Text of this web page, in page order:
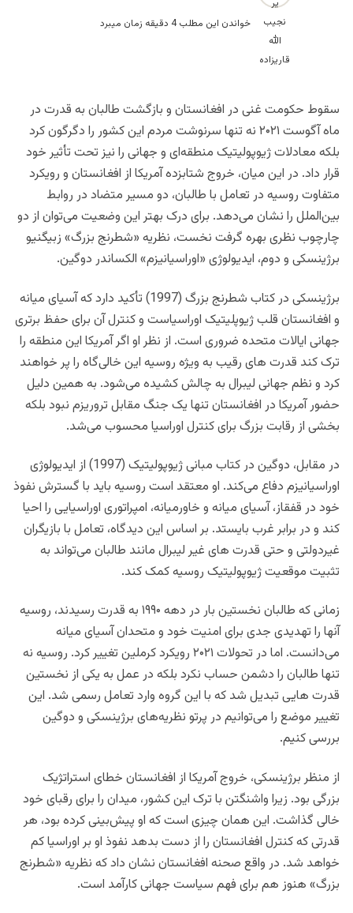
خواندن این مطلب 4 دقیقه زمان میبرد
سقوط حکومت غنی در افغانستان و بازگشت طالبان به قدرت در
ماه آگوست ۲۰۲۱ نه تنها سرنوشت مردم این کشور را دگرگون کرد
بلکه معادلات ژیوپولیتیک منطقه‌ای و جهانی را نیز تحت‌ تأثیر خود
قرار داد. در این میان، خروج شتابزده آمریکا از افغانستان و رویکرد
متفاوت روسیه در تعامل با طالبان، دو مسیر متضاد در روابط
بین‌الملل را نشان می‌دهد. برای درک بهتر این وضعیت می‌توان از دو
چارچوب نظری بهره گرفت نخست، نظریه «شطرنج بزرگ» زبیگنیو
برژینسکی و دوم، ایدیولوژی «اوراسیانیزم» الکساندر دوگین.
برژینسکی در کتاب شطرنج
بزرگ (1997) تأکید دارد که آسیای میانه
و افغانستان قلب ژیوپلیتیک اوراسیاست و کنترل آن برای حفظ برتری
جهانی ایالات متحده ضروری است. از نظر او اگر آمریکا این منطقه را
ترک کند قدرت ‌های رقیب به‌ ویژه روسیه این خالی‌گاه را پر خواهند
کرد و نظم جهانی لیبرال به چالش کشیده می‌شود. به همین دلیل
حضور آمریکا در افغانستان تنها یک جنگ مقابل تروریزم نبود بلکه
بخشی از رقابت بزرگ برای کنترل اوراسیا محسوب می‌شد.
در مقابل، دوگین در کتاب مبانی
ژیوپولیتیک (1997) از ایدیولوژی
اوراسیانیزم دفاع می‌کند. او معتقد است روسیه باید با گسترش نفوذ
خود در قفقاز، آسیای میانه و خاورمیانه، امپراتوری اوراسیایی را احیا
کند و در برابر غرب بایستد. بر اساس این دیدگاه، تعامل با بازیگران
غیردولتی و حتی قدرت‌ های غیر لیبرال مانند طالبان می‌تواند به
تثبیت موقعیت ژیوپولیتیک روسیه کمک کند.
زمانی که طالبان نخستین ‌بار در دهه ۱۹۹۰ به قدرت رسیدند، روسیه
آنها را تهدیدی جدی برای امنیت خود و متحدان آسیای میانه
می‌دانست. اما در تحولات ۲۰۲۱ رویکرد کرملین تغییر کرد. روسیه نه‌
تنها طالبان را دشمن حساب نکرد بلکه در عمل به یکی از نخستین
قدرت‌ هایی تبدیل شد که با این گروه وارد تعامل رسمی شد. این
تغییر موضع را می‌توانیم در پرتو نظریه‌های برژینسکی و دوگین
بررسی کنیم.
از منظر برژینسکی، خروج آمریکا از افغانستان خطای استراتژیک
بزرگی بود. زیرا واشنگتن با ترک این کشور، میدان را برای رقبای خود
خالی گذاشت. این همان چیزی است که او پیش‌بینی کرده بود، هر
قدرتی که کنترل افغانستان را از دست بدهد نفوذ او بر اوراسیا کم
خواهد شد. در واقع صحنه افغانستان نشان داد که نظریه «شطرنج
بزرگ» هنوز هم برای فهم سیاست جهانی کارآمد است.